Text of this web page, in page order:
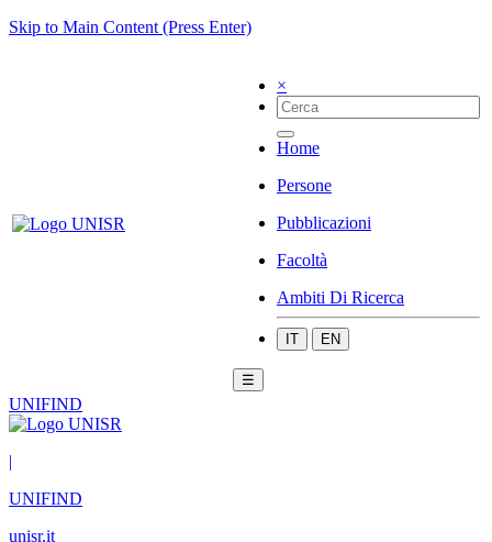
Skip to Main Content (Press Enter)
×
Home
Persone
Pubblicazioni
Facoltà
Ambiti Di Ricerca
IT EN
☰
UNIFIND
|
UNIFIND
unisr.it